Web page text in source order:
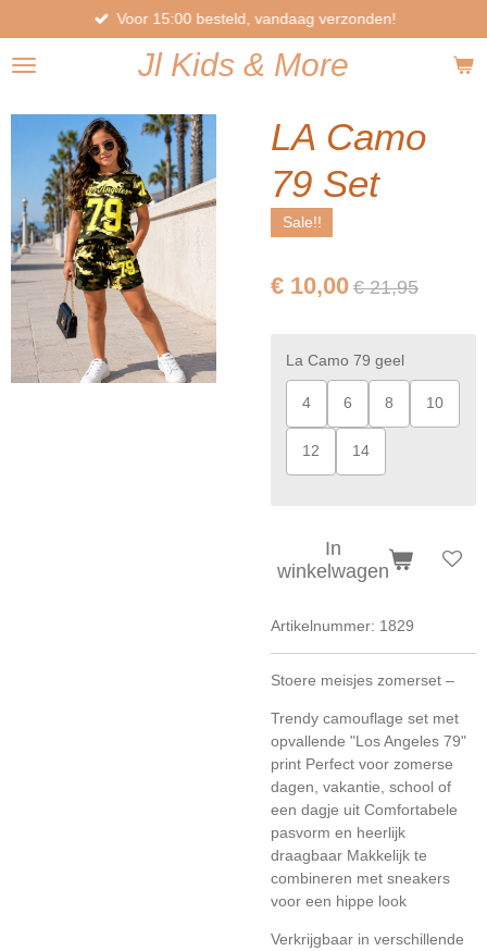
direct
naar
hoofdinhoud
JlKids & More
Voor 15:00 besteld, vandaag verzonden!
LA Camo
79 Set
Sale!!
€ 10,00 € 21,95
La Camo 79 geel
4 6 8 10
12 14
In
winkelwagen
Artikelnummer: 1829
Stoere meisjes zomerset –
Trendy camouflage set met
opvallende "Los Angeles 79"
print Perfect voor zomerse
dagen, vakantie, school of
een dagje uit Comfortabele
pasvorm en heerlijk
draagbaar Makkelijk te
combineren met sneakers
voor een hippe look
Verkrijgbaar in verschillende